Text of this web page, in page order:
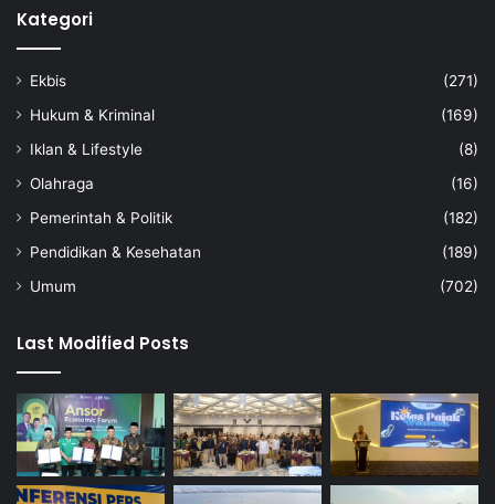
Kategori
Ekbis
(271)
Hukum & Kriminal
(169)
Iklan & Lifestyle
(8)
Olahraga
(16)
Pemerintah & Politik
(182)
Pendidikan & Kesehatan
(189)
Umum
(702)
Last Modified Posts